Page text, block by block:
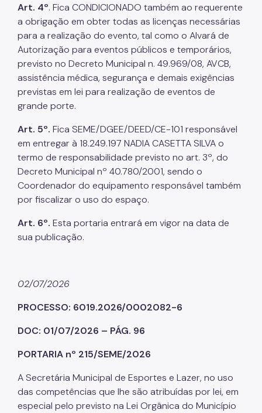
Art. 4º. Fica CONDICIONADO também ao requerente
a obrigação em obter todas as licenças necessárias
para a realização do evento, tal como o Alvará de
Autorização para eventos públicos e temporários,
previsto no Decreto Municipal n. 49.969/08, AVCB,
assistência médica, segurança e demais exigências
previstas em lei para realização de eventos de
grande porte.
Art. 5º. Fica SEME/DGEE/DEED/CE-101 responsável
em entregar à 18.249.197 NADIA CASETTA SILVA o
termo de responsabilidade previsto no art. 3º, do
Decreto Municipal nº 40.780/2001, sendo o
Coordenador do equipamento responsável também
por fiscalizar o uso do espaço.
Art. 6º. Esta portaria entrará em vigor na data de
sua publicação.
02/07/2026
PROCESSO: 6019.2026/0002082-6
DOC: 01/07/2026 – PÁG. 96
PORTARIA nº 215/SEME/2026
A Secretária Municipal de Esportes e Lazer, no uso
das competências que lhe são atribuídas por lei, em
especial pelo previsto na Lei Orgânica do Município